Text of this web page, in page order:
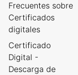
Frecuentes sobre
Certificados
digitales
Certificado
Digital -
Descarga de